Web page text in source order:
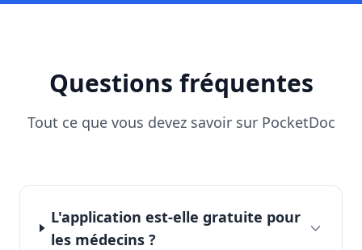
Questions fréquentes
Tout ce que vous devez savoir sur PocketDoc
L'application est-elle gratuite pour
les médecins ?